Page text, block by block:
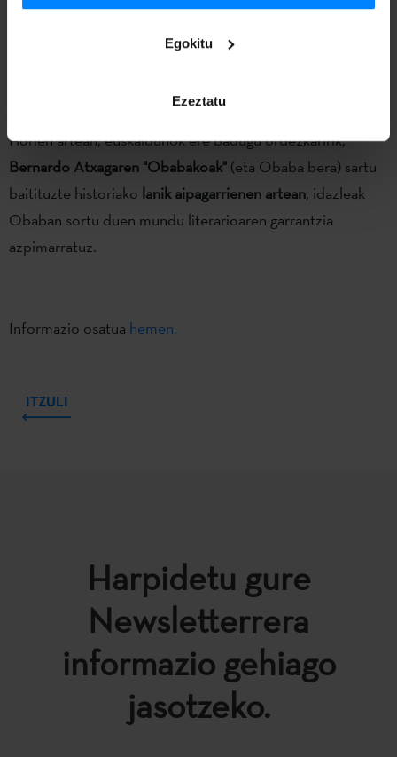
Egokitu
Ezeztatu
beraientzat literaturaren historian giltzarri izan direnak, eta
guztiak ere irakurleontzat ezagun-ezagunak, besteak beste,
Harry Potter, Pedro Paramo,... eta beste makina bat.
Horien artean, euskaldunok ere badugu ordezkaririk,
Bernardo Atxagaren "Obabakoak" (eta Obaba bera) sartu
baitituzte historiako lanik aipagarrienen artean, idazleak
Obaban sortu duen mundu literarioaren garrantzia
azpimarratuz.
Informazio osatua hemen.
ITZULI
Harpidetu gure
Newsletterrera
informazio gehiago
jasotzeko.